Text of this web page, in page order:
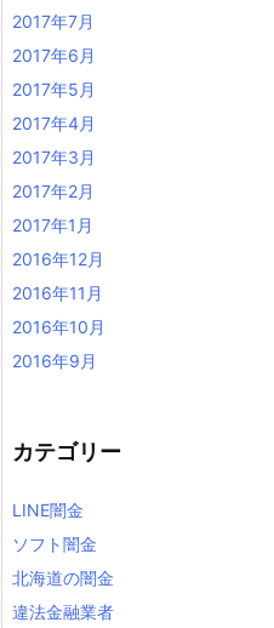
2017年7月
2017年6月
2017年5月
2017年4月
2017年3月
2017年2月
2017年1月
2016年12月
2016年11月
2016年10月
2016年9月
カテゴリー
LINE闇金
ソフト闇金
北海道の闇金
違法金融業者